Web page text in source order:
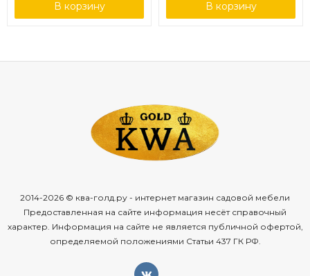
В корзину В корзину
2014-2026 © ква-голд.ру - интернет магазин садовой мебели
Предоставленная на сайте информация несёт справочный
характер. Информация на сайте не является публичной офертой,
определяемой положениями Статьи 437 ГК РФ.